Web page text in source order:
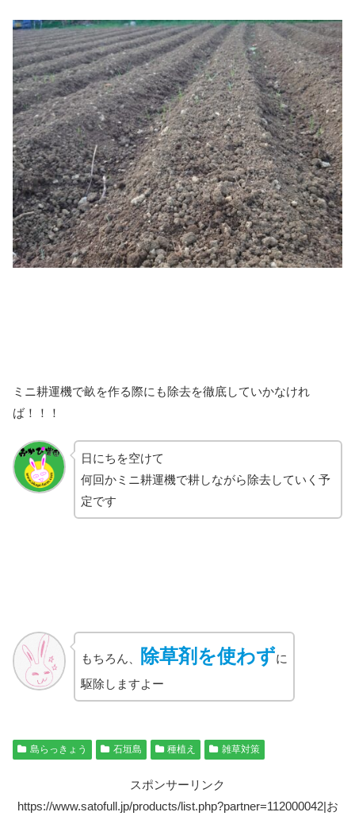
ミニ耕運機で畝を作る際にも除去を徹底していかなけれ
ば！！！
日にちを空けて
何回かミニ耕運機で耕しながら除去していく予
定です
もちろん、 除草剤を使わずに
駆除しますよー
島らっきょう 石垣島 種植え 雑草対策
スポンサーリンク
https://www.satofull.jp/products/list.php?partner=112000042|お